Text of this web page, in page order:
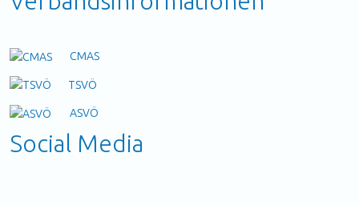
CMAS
TSVÖ
ASVÖ
Social Media